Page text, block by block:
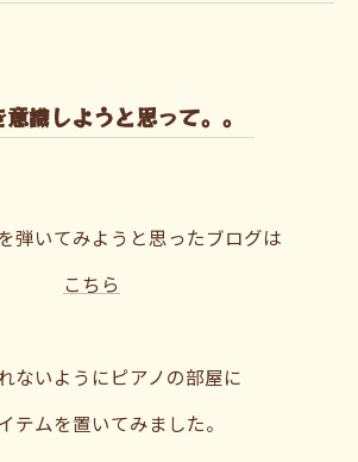
識しようと思って。。
弾いてみようと思ったブログは
こちら
ないようにピアノの部屋に
テムを置いてみました。